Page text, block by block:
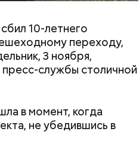
10-летнего
переходу,
3 ноября,
службы столичной
в момент, когда
не убедившись в
год Гасанов
миллионов рублей. Эти
и собственными